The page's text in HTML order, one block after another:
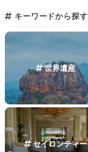
キーワードから探す
世界遺産
セイロンティー